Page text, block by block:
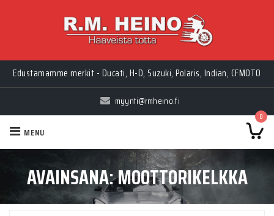
Edustamamme merkit - Ducati, H-D, Suzuki, Polaris, Indian, CFMOTO
myynti@rmheino.fi
0
MENU
AVAINSANA:MOOTTORIKELKKA